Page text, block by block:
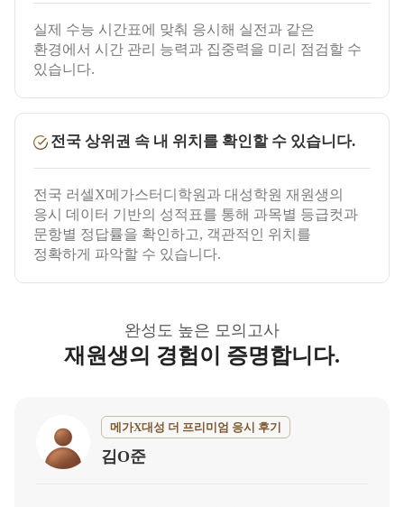
실제 수능 시간표에 맞춰 응시해 실전과 같은
환경에서 시간 관리 능력과 집중력을 미리 점검할 수
있습니다.
전국 상위권 속 내 위치를 확인할 수 있습니다.
전국 러셀X메가스터디학원과 대성학원 재원생의
응시 데이터 기반의 성적표를 통해 과목별 등급컷과
문항별 정답률을 확인하고, 객관적인 위치를
정확하게 파악할 수 있습니다.
완성도 높은 모의고사
재원생의 경험이 증명합니다.
메가X대성 더 프리미엄 응시 후기
김O준